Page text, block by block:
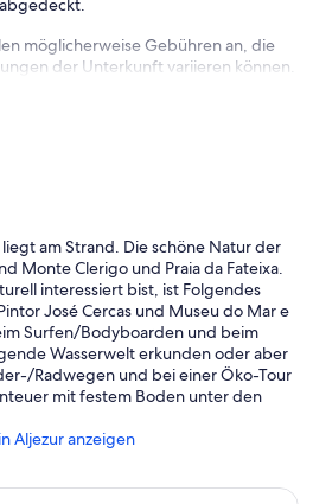
möglicherweise Gebühren an, die
der Unterkunft variieren können.
liegt am Strand. Die schöne Natur der
Monte Clerigo und Praia da Fateixa.
interessiert bist, ist Folgendes
José Cercas und Museu do Mar e
Surfen/Bodyboarden und beim
Wasserwelt erkunden oder aber
Radwegen und bei einer Öko-Tour
mit festem Boden unter den
Aljezur anzeigen